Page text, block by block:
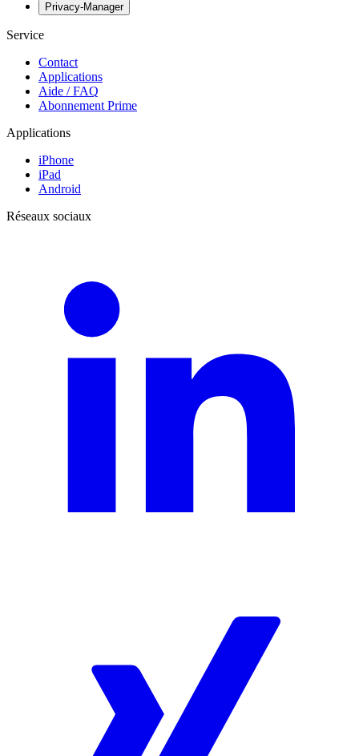
Privacy-Manager
Service
Contact
Applications
Aide / FAQ
Abonnement Prime
Applications
iPhone
iPad
Android
Réseaux sociaux